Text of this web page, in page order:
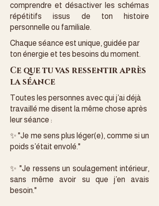
comprendre et désactiver les schémas
répétitifs issus de ton histoire
personnelle ou familiale.
Chaque séance est unique, guidée par
ton énergie et tes besoins du moment.
Ce que tu vas ressentir après
la séance
Toutes les personnes avec qui j’ai déjà
travaillé me disent la même chose après
leur séance :
✨ "Je me sens plus léger(e), comme si un
poids s’était envolé."
✨ "Je ressens un soulagement intérieur,
sans même avoir su que j’en avais
besoin."